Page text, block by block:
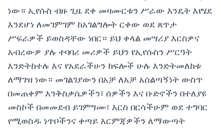
ነው። ኢየሱስ ብዙ ጊዜ ደቀ መዛሙርቱን ሥራው እንዴት እየሄደ
እንደሆነ ለመገምገም ከአገልግሎት ርቀው ወደ ጸጥታ
ሥፍራዎች ይወስዳቸው ነበር። ይህ ቀላል መሣሪያ እርስዎና
አብረውዎ ያሉ ተባባሪ መሪዎች ይህን የኢየሱስን ሥርዓት
እንድትከተሉ እና የአደራችሁን ክፍሎች ሁሉ እንድትመለከቱ
ለማገዝ ነው። መገልገያውን በአቻ ለአቻ አሰልጣኝነት ውስጥ
በመጠቀም እንቅስቃሴዎችን፣ ሰዎችን እና ቡድኖችን በተለያዩ
መስኮች በመመደብ ይገምግሙ፣ እርስ በርሳችሁም ወደ ተግባር
የሚወስዱ ነጥቦችንና ቀጣይ እርምጃዎችን ለማውጣት